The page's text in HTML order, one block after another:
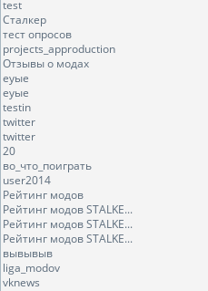
test
Сталкер
тест опросов
projects_approduction
Отзывы о модах
еуые
еуые
testin
twitter
twitter
20
во_что_поиграть
user2014
Рейтинг модов
Рейтинг модов STALKE...
Рейтинг модов STALKE...
Рейтинг модов STALKE...
вывывыв
liga_modov
vknews